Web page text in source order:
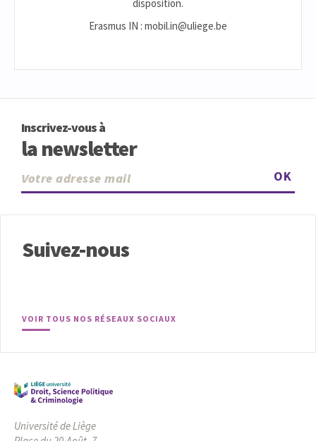
disposition.
Erasmus IN : mobil.in@uliege.be
Inscrivez-vous à
la newsletter
OK
Suivez-nous
VOIR TOUS NOS RÉSEAUX SOCIAUX
Université de Liège